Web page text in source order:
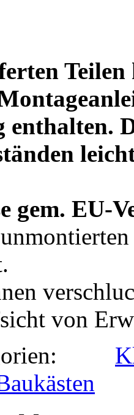
enthalten.
gem. EU-
von